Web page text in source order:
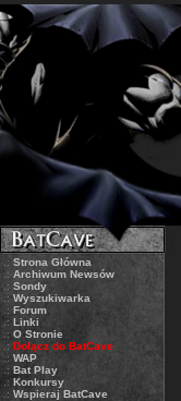
.: Strona Główna
.: Archiwum Newsów
.: Sondy
.:Wyszukiwarka
.: Forum
.: Linki
.: O Stronie
.: Dołącz do BatCave
.: WAP
.: Bat Play
.: Konkursy
.: Wspieraj BatCave